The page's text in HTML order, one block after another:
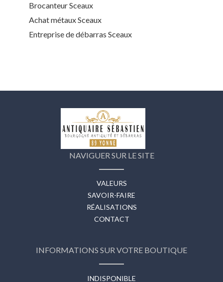
Brocanteur Sceaux
Achat métaux Sceaux
Entreprise de débarras Sceaux
NAVIGUER SUR LE SITE
VALEURS
SAVOIR-FAIRE
RÉALISATIONS
CONTACT
INFORMATIONS SUR VOTRE BOUTIQUE
INDISPONIBLE